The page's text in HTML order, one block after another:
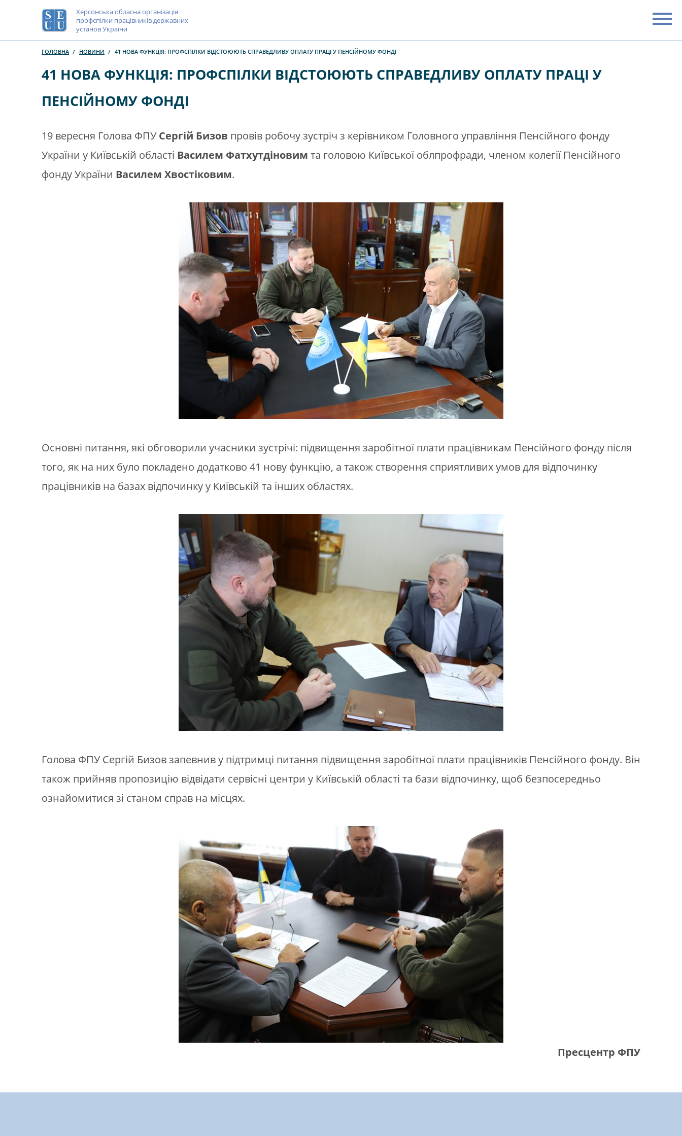
Херсонська обласна організація
профспілки працівників державних
установ України
ГОЛОВНА НОВИНИ 41 НОВА ФУНКЦІЯ: ПРОФСПІЛКИ ВІДСТОЮЮТЬ СПРАВЕДЛИВУ ОПЛАТУ ПРАЦІ У ПЕНСІЙНОМУ ФОНДІ
41 НОВА ФУНКЦІЯ: ПРОФСПІЛКИ ВІДСТОЮЮТЬ СПРАВЕДЛИВУ ОПЛАТУ ПРАЦІ У
ПЕНСІЙНОМУ ФОНДІ
19 вересня Голова ФПУСергій Бизов провів робочу зустріч з керівником Головного управління Пенсійного фонду
України у Київській області Василем Фатхутдіновим та головою Київської облпрофради, членом колегії Пенсійного
фонду України Василем Хвостіковим.
Основні питання, які обговорили учасники зустрічі: підвищення заробітної плати працівникам Пенсійного фонду після
того, як на них було покладено додатково 41 нову функцію, а також створення сприятливих умов для відпочинку
працівників на базах відпочинку у Київській та інших областях.
Голова ФПУ Сергій Бизов запевнив у підтримці питання підвищення заробітної плати працівників Пенсійного фонду. Він
також прийняв пропозицію відвідати сервісні центри у Київській області та бази відпочинку, щоб безпосередньо
ознайомитися зі станом справ на місцях.
Пресцентр ФПУ